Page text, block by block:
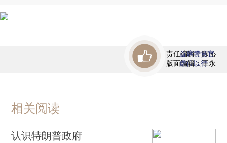
责任编辑：陈沁
版面编辑：王永
首席赞赏官
虚位以待
相关阅读
认识特朗普政府